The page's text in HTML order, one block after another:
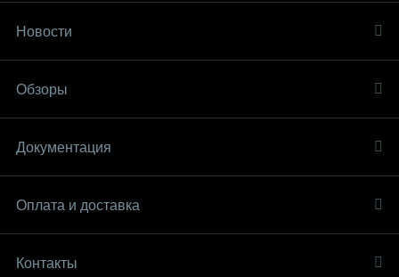
Новости
Обзоры
Документация
Оплата и доставка
Контакты